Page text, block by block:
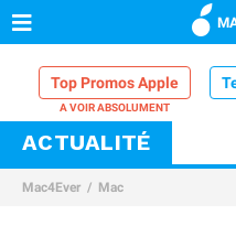
Top Promos Apple
VPN Mac
Comparatif iPhone
ACTUALITÉ
Mac4Ever Mac